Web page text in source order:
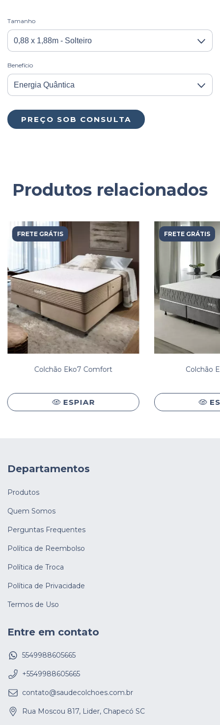
Tamanho
Benefício
Produtos relacionados
FRETE GRÁTIS
Colchão Eko7 Comfort
ESPIAR
FRETE GRÁTIS
Colchão
Departamentos
Produtos
Quem Somos
Perguntas Frequentes
Política de Reembolso
Política de Troca
Política de Privacidade
Termos de Uso
Entre em contato
5549988605665
+5549988605665
contato@saudecolchoes.com.br
Rua Moscou 817, Lider, Chapecó SC